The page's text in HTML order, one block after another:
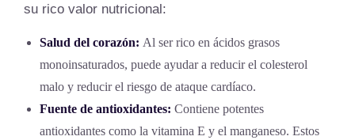
su rico valor nutricional:
Salud del corazón: Al ser rico en ácidos grasos
monoinsaturados, puede ayudar a reducir el colesterol
malo y reducir el riesgo de ataque cardíaco.
Fuente de antioxidantes: Contiene potentes
antioxidantes como la vitamina E y el manganeso. Estos